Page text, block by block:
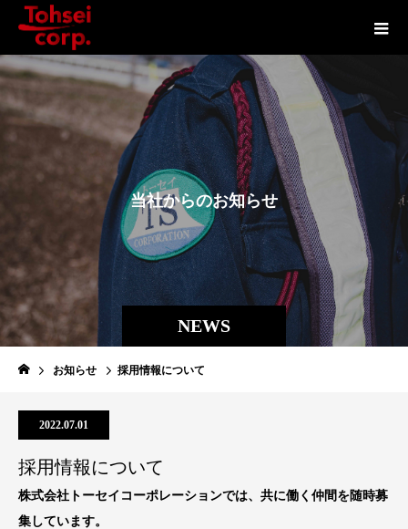
NEWS
当社からのお知らせ
お知らせ 採用情報について
2022.07.01
採用情報について
株式会社トーセイコーポレーションでは、共に働く仲間を随時募
集しています。